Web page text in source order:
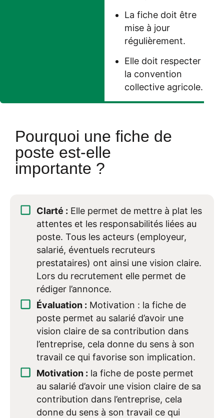
La fiche doit être
mise à jour
régulièrement.
Elle doit respecter
la convention
collective agricole.
Pourquoi une fiche de
poste est-elle
importante ?
Clarté : Elle permet de mettre à plat les
attentes et les responsabilités liées au
poste. Tous les acteurs (employeur,
salarié, éventuels recruteurs
prestataires) ont ainsi une vision claire.
Lors du recrutement elle permet de
rédiger l’annonce.
Évaluation : Motivation : la fiche de
poste permet au salarié d’avoir une
vision claire de sa contribution dans
l’entreprise, cela donne du sens à son
travail ce qui favorise son implication.
Motivation : la fiche de poste permet
au salarié d’avoir une vision claire de sa
contribution dans l’entreprise, cela
donne du sens à son travail ce qui